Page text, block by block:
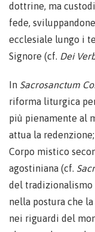
dottrine, ma
fede,
ecclesiale lungo i
Signore (cf. Dei
In Sacrosanctum
riforma liturgica
più pienamente al
attua la
Corpo mistico
agostiniana (cf.
del tradizionalismo
nella postura che
nei riguardi del